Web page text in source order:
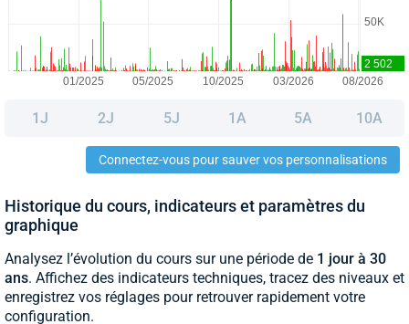
1J 2J 5J 1A 5A 10A
Connectez-vous pour sauver vos personnalisations
Historique du cours, indicateurs et paramètres du
graphique
Analysez l’évolution du cours sur une période de 1 jour à 30
ans. Affichez des indicateurs techniques, tracez des niveaux et
enregistrez vos réglages pour retrouver rapidement votre
configuration.